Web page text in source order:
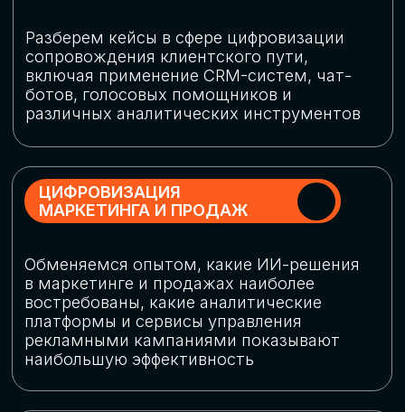
СПИКЕРЫ
СТАТЬ СПИКЕРОМ
В конференции участвовали более 120 спикеров